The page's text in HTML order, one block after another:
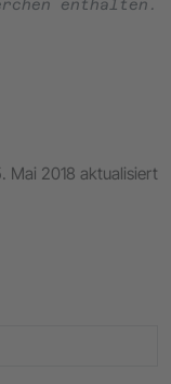
enthalten.
Mai 2018 aktualisiert